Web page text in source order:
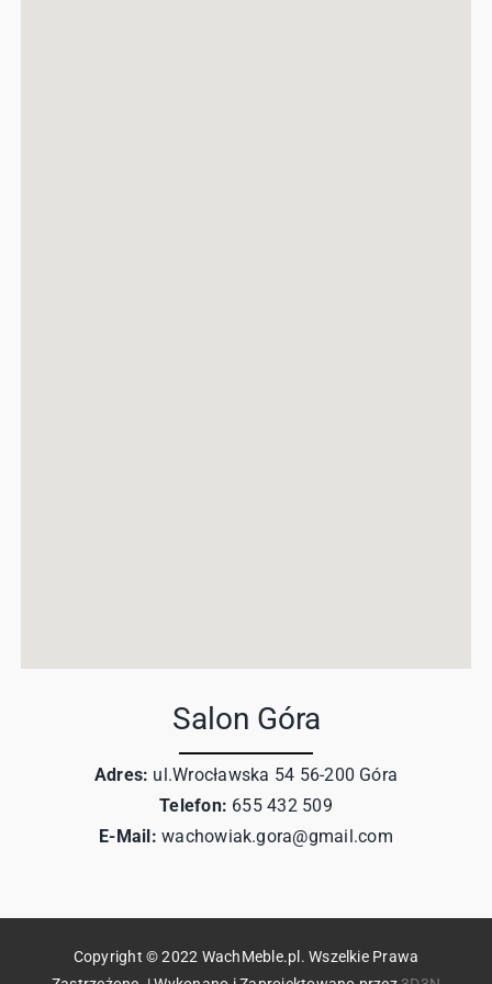
Salon Góra
Adres: ul.Wrocławska 54 56-200 Góra
Telefon: 655 432 509
E-Mail: wachowiak.gora@gmail.com
Copyright © 2022 WachMeble.pl. Wszelkie Prawa